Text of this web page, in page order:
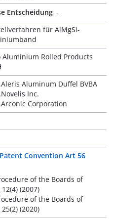
Entscheidung -
für AlMgSi-
Aluminium Rolled Products
Aluminum Duffel BVBA
Inc.
Corporation
Convention Art 56
of the Boards of
(2007)
of the Boards of
(2020)